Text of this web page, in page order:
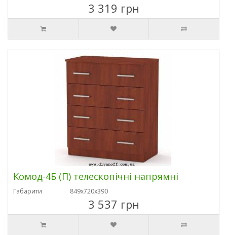
3 319 грн
Комод-4Б (П) телескопічні напрямні
Габарити 849х720х390
3 537 грн